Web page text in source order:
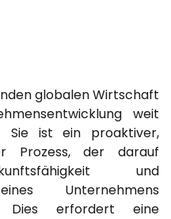
globalen Wirtschaft
weit
Sie ist ein proaktiver,
Prozess, der darauf
und
Unternehmens
Dies erfordert eine